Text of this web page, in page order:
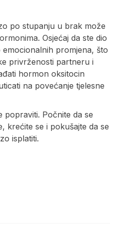
po stupanju u brak može
Osjećaj da ste dio
promjena, što
privrženosti partneru i
hormon oksitocin
na povećanje tjelesne
popraviti. Počnite da se
krećite se i pokušajte da se
isplatiti.